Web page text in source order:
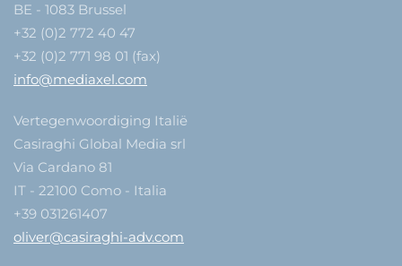
BE - 1083 Brussel
+32 (0)2 772 40 47
+32 (0)2 771 98 01 (fax)
info@mediaxel.com
Vertegenwoordiging Italië
Casiraghi Global Media srl
Via Cardano 81
IT - 22100 Como - Italia
+39 031261407
oliver@casiraghi-adv.com